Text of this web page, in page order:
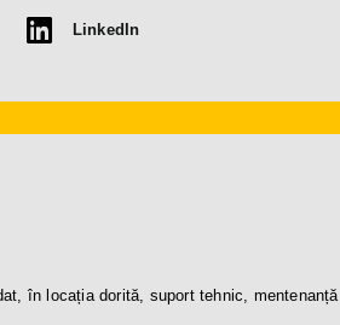
LinkedIn
în locația dorită, suport tehnic, mentenanță